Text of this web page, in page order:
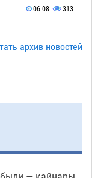
06.08 313
России
06.08 228
полив
архив новостей